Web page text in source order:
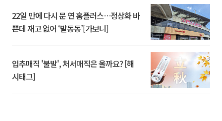
22일 만에 다시 문 연 홈플러스…정상화 바
쁜데 재고 없어 ‘발동동’[가보니]
입추매직 '불발', 처서매직은 올까요? [해
시태그]